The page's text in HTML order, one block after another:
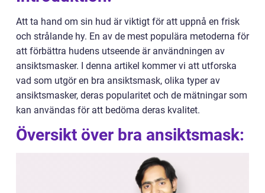
Att ta hand om sin hud är viktigt för att uppnå en frisk
och strålande hy. En av de mest populära metoderna för
att förbättra hudens utseende är användningen av
ansiktsmasker. I denna artikel kommer vi att utforska
vad som utgör en bra ansiktsmask, olika typer av
ansiktsmasker, deras popularitet och de mätningar som
kan användas för att bedöma deras kvalitet.
Översikt över bra ansiktsmask: